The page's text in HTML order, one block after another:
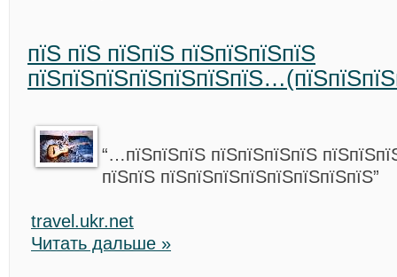
пїЅ пїЅ пїЅпїЅ пїЅпїЅпїЅпїЅ
“…пїЅпїЅпїЅ пїЅпїЅпїЅпїЅ
пїЅпїЅ пїЅпїЅпїЅпїЅпїЅпїЅпїЅпїЅ”
travel.ukr.net
Читать дальше »